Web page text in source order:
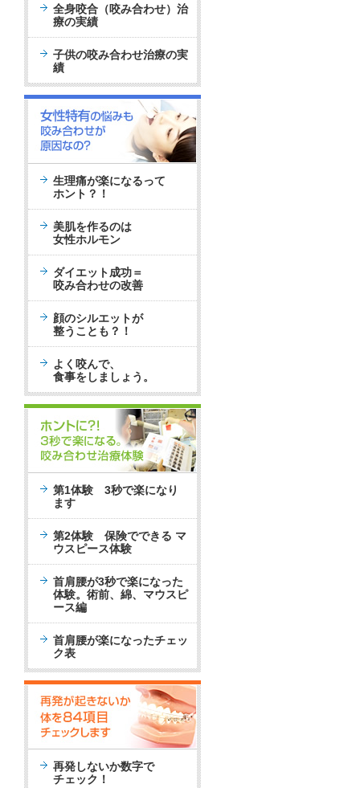
全身咬合（咬み合わせ）治
療の実績
子供の咬み合わせ治療の実
績
生理痛が楽になるって
ホント？！
美肌を作るのは
女性ホルモン
ダイエット成功＝
咬み合わせの改善
顔のシルエットが
整うことも？！
よく咬んで、
食事をしましょう。
第1体験 3秒で楽になり
ます
第2体験 保険でできる マ
ウスピース体験
首肩腰が3秒で楽になった
体験。術前、綿、マウスピ
ース編
首肩腰が楽になったチェッ
ク表
再発しないか数字で
チェック！